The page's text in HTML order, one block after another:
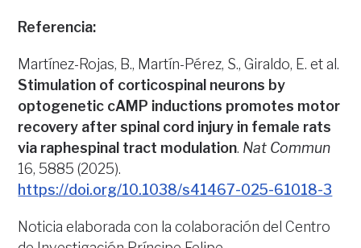
Referencia:
Martínez-Rojas, B., Martín-Pérez, S., Giraldo, E. et al.
Stimulation of corticospinal neurons by
optogenetic cAMP inductions promotes motor
recovery after spinal cord injury in female rats
via raphespinal tract modulation. Nat Commun
16, 5885 (2025).
https://doi.org/10.1038/s41467-025-61018-3
Noticia elaborada con la colaboración del Centro